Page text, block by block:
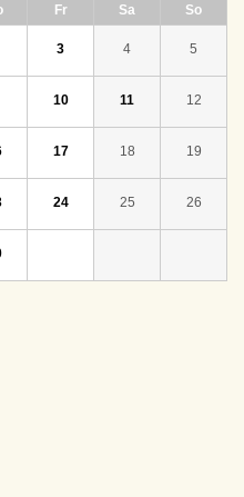
nnerstagFreitag Sa Sonntag
3 4 5
10 11 12
17 18 19
24 25 26